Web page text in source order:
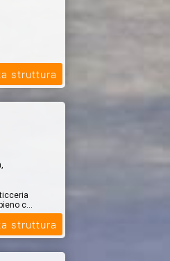
struttura
c...
struttura